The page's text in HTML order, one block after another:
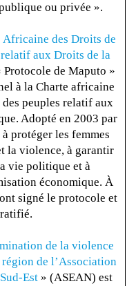
ou privée ».
Africaine des Droits de
relatif aux Droits de la
Protocole de Maputo »
à la Charte africaine
peuples relatif aux
Adopté en 2003 par
protéger les femmes
la violence, à garantir
vie politique et à
économique. À
signé le protocole et
de la violence
de l’Association
Est » (ASEAN) est